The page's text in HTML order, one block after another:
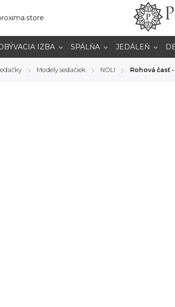
IZBA SPÁLŇA JEDÁLEŇ
/ Modely sedačiek / NOLI / Rohová časť -